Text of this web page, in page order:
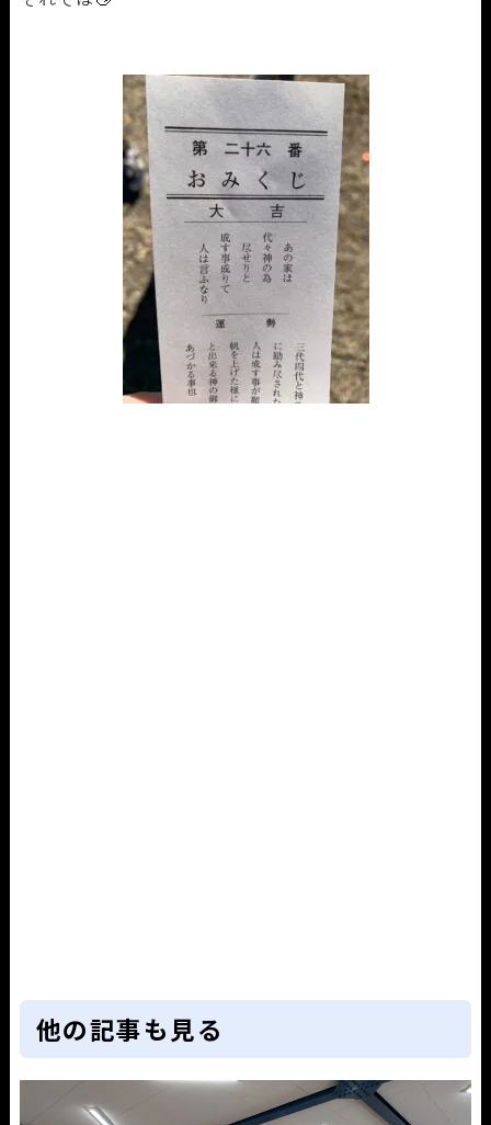
他の記事も見る